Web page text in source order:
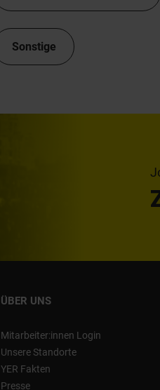
Sonstige
ÜBER UNS
Mitarbeiter:innen Login
Unsere Standorte
YER Fakten
Presse